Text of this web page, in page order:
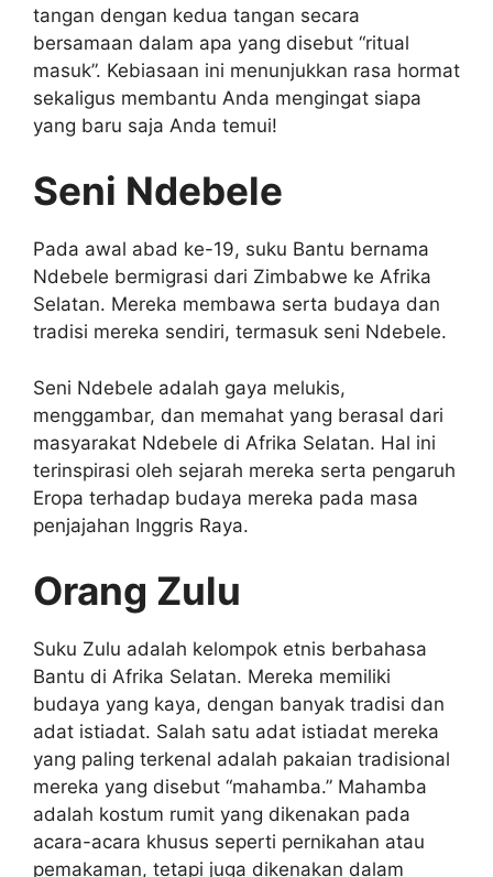
tangan dengan kedua tangan secara
bersamaan dalam apa yang disebut “ritual
masuk”. Kebiasaan ini menunjukkan rasa hormat
sekaligus membantu Anda mengingat siapa
yang baru saja Anda temui!
Seni Ndebele
Pada awal abad ke-19, suku Bantu bernama
Ndebele bermigrasi dari Zimbabwe ke Afrika
Selatan. Mereka membawa serta budaya dan
tradisi mereka sendiri, termasuk seni Ndebele.
Seni Ndebele adalah gaya melukis,
menggambar, dan memahat yang berasal dari
masyarakat Ndebele di Afrika Selatan. Hal ini
terinspirasi oleh sejarah mereka serta pengaruh
Eropa terhadap budaya mereka pada masa
penjajahan Inggris Raya.
Orang Zulu
Suku Zulu adalah kelompok etnis berbahasa
Bantu di Afrika Selatan. Mereka memiliki
budaya yang kaya, dengan banyak tradisi dan
adat istiadat. Salah satu adat istiadat mereka
yang paling terkenal adalah pakaian tradisional
mereka yang disebut “mahamba.” Mahamba
adalah kostum rumit yang dikenakan pada
acara-acara khusus seperti pernikahan atau
pemakaman, tetapi juga dikenakan dalam